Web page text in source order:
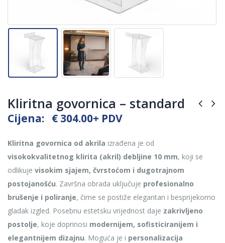
Kliritna govornica – standard
Cijena: € 304.00+ PDV
Kliritna govornica od akrila izrađena je od
visokokvalitetnog klirita (akril) debljine 10 mm, koji se
odlikuje visokim sjajem, čvrstoćom i dugotrajnom
postojanošću. Završna obrada uključuje profesionalno
brušenje i poliranje, čime se postiže elegantan i besprijekorno
gladak izgled. Posebnu estetsku vrijednost daje zakrivljeno
postolje, koje doprinosi modernijem, sofisticiranijem i
elegantnijem dizajnu. Moguća je i personalizacija